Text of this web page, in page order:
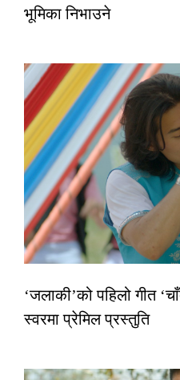
भूमिका निभाउने
‘जलाकी’को पहिलो गीत
स्वरमा प्रेमिल प्रस्तुति